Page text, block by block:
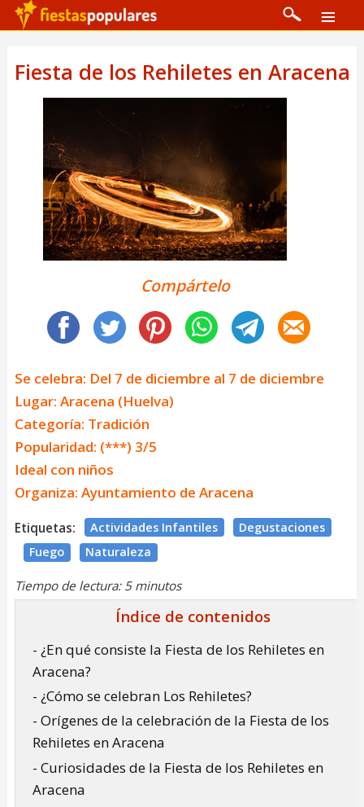
Fiesta de los Rehiletes en Aracena
Compártelo
Se celebra: Del 7 de diciembre al 7 de diciembre
Lugar: Aracena (Huelva)
Categoría: Tradición
Popularidad: (***) 3/5
Ideal con niños
Organiza: Ayuntamiento de Aracena
Etiquetas: Actividades Infantiles
Degustaciones
Fuego
Naturaleza
Tiempo de lectura: 5 minutos
Índice de contenidos
- ¿En qué consiste la Fiesta de los Rehiletes en
Aracena?
- ¿Cómo se celebran Los Rehiletes?
- Orígenes de la celebración de la Fiesta de los
Rehiletes en Aracena
- Curiosidades de la Fiesta de los Rehiletes en
Aracena